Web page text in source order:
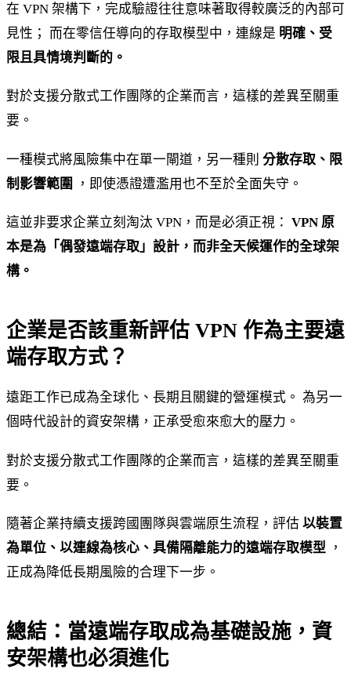
在 VPN 架構下，完成驗證往往意味著取得較廣泛的內部可
見性； 而在零信任導向的存取模型中，連線是 明確、受
限且具情境判斷的。
對於支援分散式工作團隊的企業而言，這樣的差異至關重
要。
一種模式將風險集中在單一閘道，另一種則 分散存取、限
制影響範圍
，即使憑證遭濫用也不至於全面失守。
這並非要求企業立刻淘汰 VPN，而是必須正視： VPN 原
本是為「偶發遠端存取」設計，而非全天候運作的全球架
構。
企業是否該重新評估 VPN 作為主要遠
端存取方式？
遠距工作已成為全球化、長期且關鍵的營運模式。 為另一
個時代設計的資安架構，正承受愈來愈大的壓力。
對於支援分散式工作團隊的企業而言，這樣的差異至關重
要。
隨著企業持續支援跨國團隊與雲端原生流程，評估 以裝置
為單位、以連線為核心、具備隔離能力的遠端存取模型 ，
正成為降低長期風險的合理下一步。
總結：當遠端存取成為基礎設施，資
安架構也必須進化